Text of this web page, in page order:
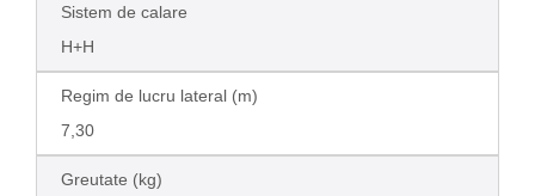
Sistem de calare
H+H
Regim de lucru lateral (m)
7,30
Greutate (kg)